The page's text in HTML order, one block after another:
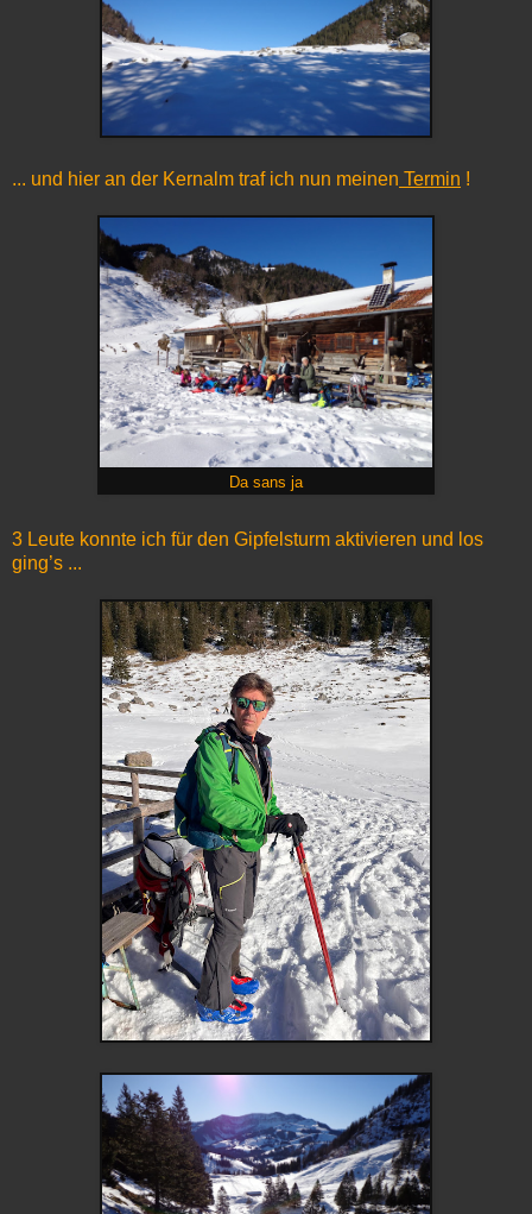
... und hier an der Kernalm traf ich nun meinen Termin !
Da sans ja
3 Leute konnte ich für den Gipfelsturm aktivieren und los
ging’s ...